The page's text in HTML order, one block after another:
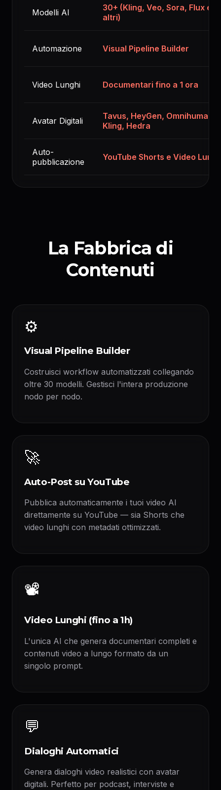
Modelli AI
30+ (Kling, Veo, Sora, Flux e
altri)
Automazione Visual Pipeline Builder
Video Lunghi Documentari fino a 1 ora
Avatar Digitali
Tavus, HeyGen, Omnihuman,
Kling, Hedra
Auto-
pubblicazione
YouTube Shorts e Video
La Fabbrica di
Contenuti
⚙️
Visual Pipeline Builder
Costruisci workflow automatizzati collegando
oltre 30 modelli. Gestisci l'intera produzione
nodo per nodo.
🚀
Auto-Post su YouTube
Pubblica automaticamente i tuoi video AI
direttamente su YouTube — sia Shorts che
video lunghi con metadati ottimizzati.
📽️
Video Lunghi (fino a 1h)
L'unica AI che genera documentari completi e
contenuti video a lungo formato da un
singolo prompt.
💬
Dialoghi Automatici
Genera dialoghi video realistici con avatar
digitali. Perfetto per podcast, interviste e